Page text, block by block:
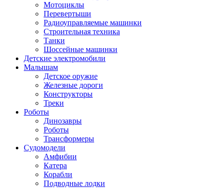
Мотоциклы
Перевертыши
Радиоуправляемые машинки
Строительная техника
Танки
Шоссейные машинки
Детские электромобили
Малышам
Детское оружие
Железные дороги
Конструкторы
Треки
Роботы
Динозавры
Роботы
Трансформеры
Судомодели
Амфибии
Катера
Корабли
Подводные лодки